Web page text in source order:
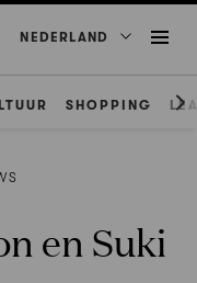
NEDERLAND
SHOPPING
en Suki